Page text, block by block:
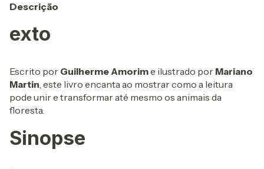
Descrição
exto
Escrito por Guilherme Amorime ilustrado por Mariano
Martin, este livro encanta ao mostrar como a leitura
pode unir e transformar até mesmo os animais da
floresta.
Sinopse